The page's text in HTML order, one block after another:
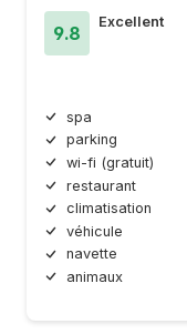
9.8
Excellent
spa
parking
wi-fi (gratuit)
restaurant
climatisation
véhicule
navette
animaux